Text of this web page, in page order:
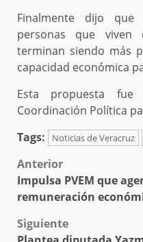
Finalmente dijo
personas que viven
terminan siendo más
capacidad económica
Esta propuesta
Coordinación Política
Tags:
Noticias de Veracruz
Post
navigation
Anterior
Impulsa PVEM que
remuneración
Siguiente